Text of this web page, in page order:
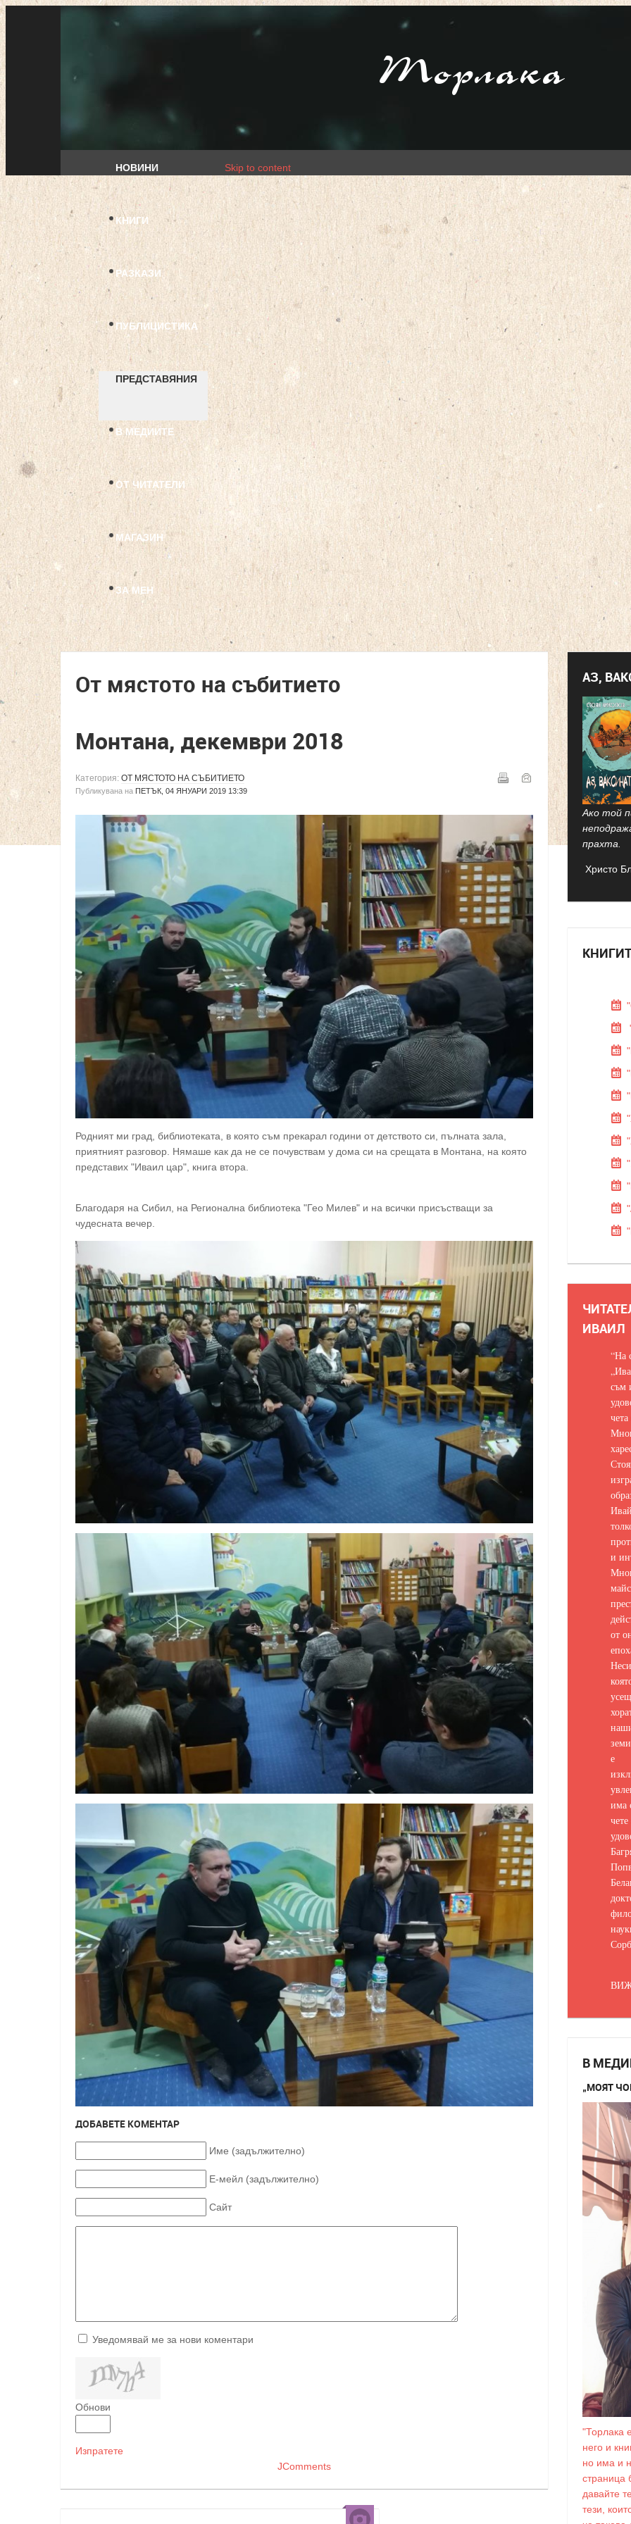
Торлака
НОВИНИ
КНИГИ
РАЗКАЗИ
ПУБЛИЦИСТИКА
ПРЕДСТАВЯНИЯ
В МЕДИИТЕ
ОТ ЧИТАТЕЛИ
МАГАЗИН
ЗА МЕН
Skip to content
От мястото на събитието
Монтана, декември 2018
Категория: ОТ МЯСТОТО НА СЪБИТИЕТО
Публикувана на ПЕТЪК, 04 ЯНУАРИ 2019 13:39
Родният ми град, библиотеката, в която съм прекарал години от детството си, пълната зала,
приятният разговор. Нямаше как да не се почувствам у дома си на срещата в Монтана, на която
представих "Иваил цар", книга втора.
Благодаря на Сибил, на Регионална библиотека "Гео Милев" и на всички присъстващи за
чудесната вечер.
ДОБАВЕТЕ КОМЕНТАР
Име (задължително)
Е-мейл (задължително)
Сайт
Уведомявай ме за нови коментари
Обнови
Изпратете
JComments
АЗ,
Ако той
прахта.
Христо
ИВАИЛ
“На
съм
и
от
е
има
чете
В
„МОЯТ
"Торлака
него и
но има и
страница
давайте
тези,